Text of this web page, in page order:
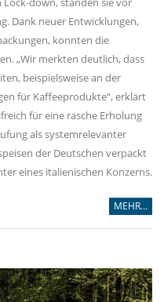
Dank neuer Entwicklungen,
konnten die
„Wir merkten deutlich, dass
beispielsweise an der
für Kaffeeprodukte“, erklärt
für eine rasche Erholung
als systemrelevanter
der Deutschen verpackt
eines italienischen Konzerns.
MEHR...